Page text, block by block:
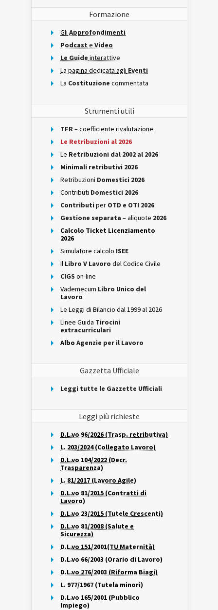
Formazione
Gli Approfondimenti
Podcast e Video
Le Guide interattive
La pagina dedicata agli Eventi
La Costituzione commentata
Strumenti utili
TFR– coefficiente rivalutazione
Le Retribuzioni al 2026
Le Retribuzioni dal 2002 al 2026
Minimali retributivi 2026
Retribuzioni Domestici 2026
Contributi Domestici 2026
Contributi per OTD e OTI 2026
Gestione separata – aliquote 2026
Calcolo Ticket Licenziamento
2026
Simulatore calcolo ISEE
Il Libro V Lavoro del Codice Civile
CIGS on-line
Vademecum Libro Unico del
Lavoro
Le Leggi di Bilancio dal 1999 al 2026
Linee Guida Tirocini
extracurriculari
Albo Agenzie per il Lavoro
Gazzetta Ufficiale
Leggi tutte le Gazzette Ufficiali
Leggi più richieste
D.L.vo 96/2026 (Trasp. retributiva)
L. 203/2024 (Collegato Lavoro)
D.L.vo 104/2022 (Decr.
Trasparenza)
L. 81/2017 (Lavoro Agile)
D.L.vo 81/2015 (Contratti di
Lavoro)
D.L.vo 23/2015 (Tutele Crescenti)
D.L.vo 81/2008 (Salute e
Sicurezza)
D.L.vo 151/2001(TU Maternità)
D.L.vo 66/2003 (Orario di Lavoro)
D.L.vo 276/2003 (Riforma Biagi)
L. 977/1967 (Tutela minori)
D.L.vo 165/2001 (Pubblico
Impiego)